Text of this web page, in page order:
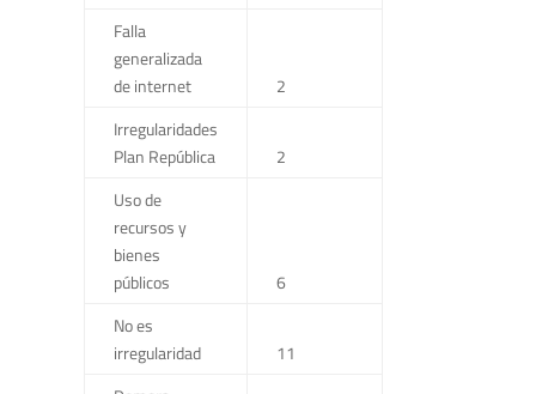
Falla
generalizada
de internet
2
Irregularidades
Plan República
2
Uso de
recursos y
bienes
públicos
6
No es
irregularidad
11